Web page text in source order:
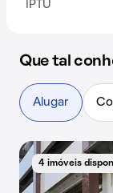
IPTU
Que tal
Alugar
4 imóveis